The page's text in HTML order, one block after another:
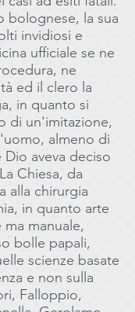
bolognese, la sua
invidiosi e
ufficiale se ne
ne
ed il clero la
in quanto si
di un'imitazione,
almeno di
aveva deciso
Chiesa, da
alla chirurgia
in quanto arte
manuale,
bolle papali,
scienze basate
e non sulla
Falloppio,